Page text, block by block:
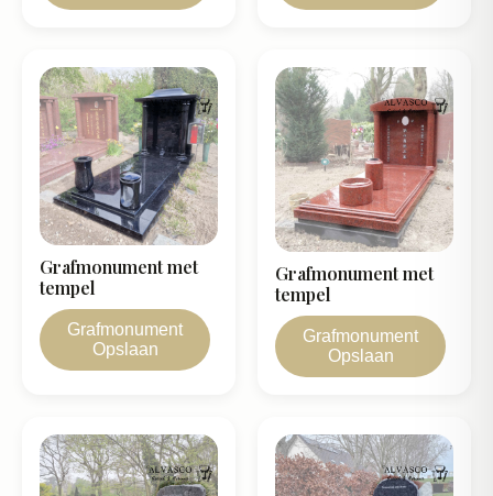
Grafmonument
Opslaan
Grafmonument met
tempel
Grafmonument
Opslaan
Grafmonument met
tempel